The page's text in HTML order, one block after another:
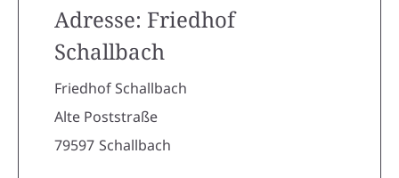
Adresse: Friedhof
Schallbach
Friedhof Schallbach
Alte Poststraße
79597 Schallbach